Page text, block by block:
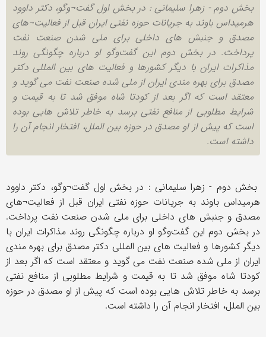
بخش دوم - زهرا سلیمانی : در بخش اول گفت¬وگو، دکتر داوود
هرمیداس باوند به جریانات حوزه نفتی ایران قبل از فعالیت¬های
مصدق و جنبش های داخلی برای ملی شدن صنعت نفت
پرداخت. در بخش دوم این گفت‌وگو او درباره چگونگی روند
مذاکرات ایران با دیگر کشورها و فعالیت های بین المللی دکتر
مصدق برای بهره مندی ایران از ملی شده صنعت نفت می گوید و
معتقد است که اگر بعد از کودتا شاه موفق شد تا به قیمت و
شرایط مطلوبی از منافع نفتی برسد به خاطر تلاش هایی بوده
است که پیش از او مصدق در حوزه بین الملل، افتخار انجام آن را
داشته است.
بخش دوم - زهرا سلیمانی : در بخش اول گفت¬وگو، دکتر داوود
هرمیداس باوند به جریانات حوزه نفتی ایران قبل از فعالیت¬های
مصدق و جنبش های داخلی برای ملی شدن صنعت نفت پرداخت.
در بخش دوم این گفت‌وگو او درباره چگونگی روند مذاکرات ایران با
دیگر کشورها و فعالیت های بین المللی دکتر مصدق برای بهره مندی
ایران از ملی شده صنعت نفت می گوید و معتقد است که اگر بعد از
کودتا شاه موفق شد تا به قیمت و شرایط مطلوبی از منافع نفتی
برسد به خاطر تلاش هایی بوده است که پیش از او مصدق در حوزه
بین الملل، افتخار انجام آن را داشته است.